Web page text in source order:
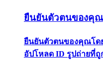
เรียนรู้วิธีการรักษาผลก
ยืนยันตัวตนของคุณ
ยืนยันตัวตนของคุณโ
อัปโหลด ID รูปถ่ายที่ถู